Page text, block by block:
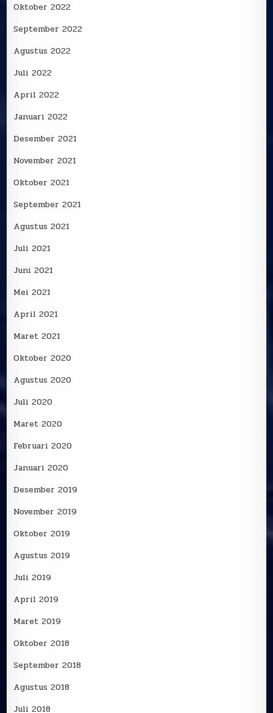
Oktober 2022
September 2022
Agustus 2022
Juli 2022
April 2022
Januari 2022
Desember 2021
November 2021
Oktober 2021
September 2021
Agustus 2021
Juli 2021
Juni 2021
Mei 2021
April 2021
Maret 2021
Oktober 2020
Agustus 2020
Juli 2020
Maret 2020
Februari 2020
Januari 2020
Desember 2019
November 2019
Oktober 2019
Agustus 2019
Juli 2019
April 2019
Maret 2019
Oktober 2018
September 2018
Agustus 2018
Juli 2018